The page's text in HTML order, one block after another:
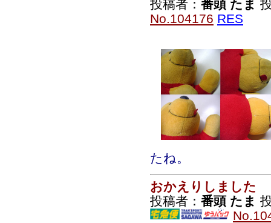
投稿者： 番頭 たま
No.104176 RES
たね。
おかえりしました
投稿者： 番頭 たま